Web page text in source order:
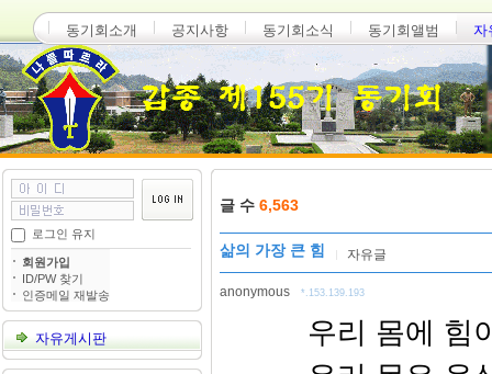
동기회소개 공지사항 동기회소식 동기회앨범 자
로그인 유지
회원가입
ID/PW 찾기
인증메일 재발송
자유게시판
글 수 6,563
삶의 가장 큰 힘 자유글
anonymous *.153.139.193
우리 몸에 힘